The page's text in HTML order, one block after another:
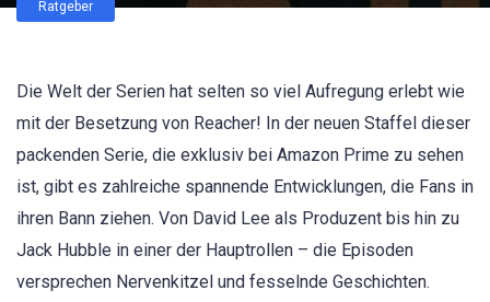
Ratgeber
Die Welt der Serien hat selten so viel Aufregung erlebt wie
mit der Besetzung von Reacher! In der neuen Staffel dieser
packenden Serie, die exklusiv bei Amazon Prime zu sehen
ist, gibt es zahlreiche spannende Entwicklungen, die Fans in
ihren Bann ziehen. Von David Lee als Produzent bis hin zu
Jack Hubble in einer der Hauptrollen – die Episoden
versprechen Nervenkitzel und fesselnde Geschichten.